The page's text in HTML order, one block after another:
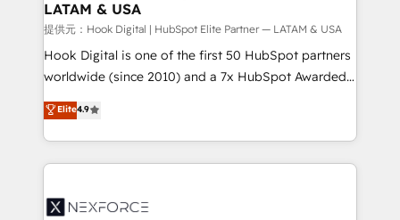
Outbound Marketing - HubSpot CMS Website
Design & Development We empower our clients to
reach their full potential by providing transparent,
relationship-driven support. With over 300 HubSpot
technical know-how and strategic guidance you
need to succeed.
LATAM & USA
提供元：Hook Digital | HubSpot Elite Partner — LATAM & USA
Hook Digital is one of the first 50 HubSpot partners
worldwide (since 2010) and a 7x HubSpot Awarded
Elite Partner. With 500+ projects across the U.S.,
Brazil, and LATAM, we combine global expertise with
regional experience. Today, we are Brazil’s largest
HubSpot Elite Partner—trusted by companies across
Implementation & Migration Onboarding across all
Elite4.9